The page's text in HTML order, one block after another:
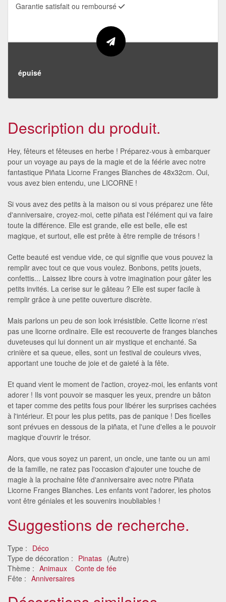
Garantie satisfait ou remboursé
épuisé
Description du produit.
Hey, fêteurs et fêteuses en herbe ! Préparez-vous à embarquer
pour un voyage au pays de la magie et de la féérie avec notre
fantastique Piñata Licorne Franges Blanches de 48x32cm. Oui,
vous avez bien entendu, une LICORNE !
Si vous avez des petits à la maison ou si vous préparez une fête
d'anniversaire, croyez-moi, cette piñata est l'élément qui va faire
toute la différence. Elle est grande, elle est belle, elle est
magique, et surtout, elle est prête à être remplie de trésors !
Cette beauté est vendue vide, ce qui signifie que vous pouvez la
remplir avec tout ce que vous voulez. Bonbons, petits jouets,
confettis... Laissez libre cours à votre imagination pour gâter les
petits invités. La cerise sur le gâteau ? Elle est super facile à
remplir grâce à une petite ouverture discrète.
Mais parlons un peu de son look irrésistible. Cette licorne n'est
pas une licorne ordinaire. Elle est recouverte de franges blanches
duveteuses qui lui donnent un air mystique et enchanté. Sa
crinière et sa queue, elles, sont un festival de couleurs vives,
apportant une touche de joie et de gaieté à la fête.
Et quand vient le moment de l'action, croyez-moi, les enfants vont
adorer ! Ils vont pouvoir se masquer les yeux, prendre un bâton
et taper comme des petits fous pour libérer les surprises cachées
à l'intérieur. Et pour les plus petits, pas de panique ! Des ficelles
sont prévues en dessous de la piñata, et l'une d'elles a le pouvoir
magique d'ouvrir le trésor.
Alors, que vous soyez un parent, un oncle, une tante ou un ami
de la famille, ne ratez pas l'occasion d'ajouter une touche de
magie à la prochaine fête d'anniversaire avec notre Piñata
Licorne Franges Blanches. Les enfants vont l'adorer, les photos
vont être géniales et les souvenirs inoubliables !
Suggestions de recherche.
Type : Déco
Type de décoration : Pinatas (Autre)
Thème : Animaux
Conte de fée
Fête : Anniversaires